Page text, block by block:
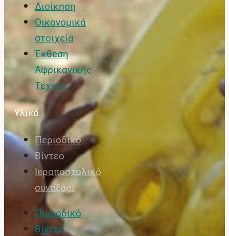
Διοίκηση
Οικονομικά
στοιχεία
Έκθεση
Αφρικανικής
Τέχνης
Υλικό
Περιοδικό
Βίντεο
Ιεραποστολικό
συναξάρι
Περιοδικό
Βίντεο